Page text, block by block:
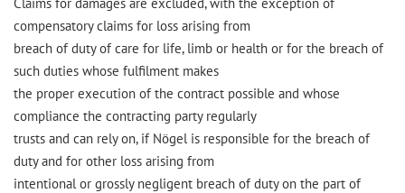
compensatory claims for loss arising from
breach of duty of care for life, limb or health or for the breach of
such duties whose fulfilment makes
the proper execution of the contract possible and whose
compliance the contracting party regularly
trusts and can rely on, if Nögel is responsible for the breach of
duty and for other loss arising from
intentional or grossly negligent breach of duty on the part of